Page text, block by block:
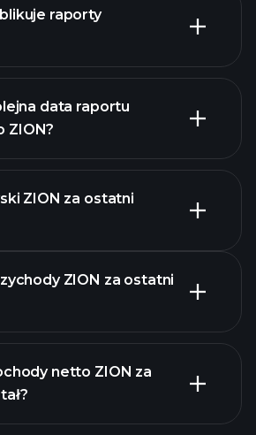
raporty
finanse ZION
data raportu
ZION?
ZION za ostatni
ZION za ostatni
netto ZION za